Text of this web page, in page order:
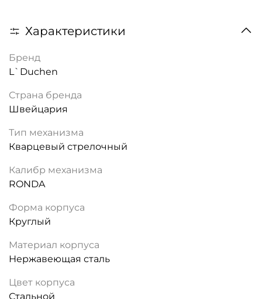
Характеристики
Бренд
L`Duchen
Страна бренда
Швейцария
Тип механизма
Кварцевый стрелочный
Калибр механизма
RONDA
Форма корпуса
Круглый
Материал корпуса
Нержавеющая сталь
Цвет корпуса
Стальной